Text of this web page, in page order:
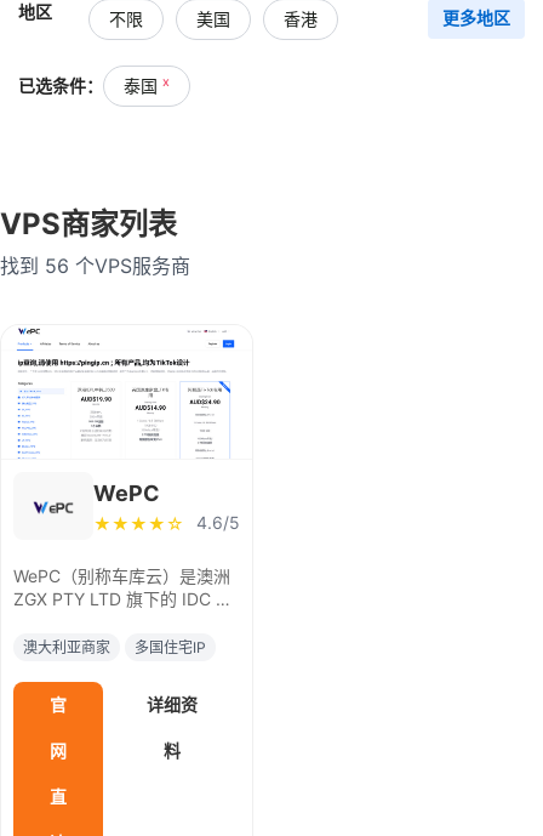
地区 不限 美国 香港
台湾
德国
印度
瑞士 瑞典
爱尔兰 西班牙
意大利
阿联酋迪拜
印度尼西亚
罗马尼亚
格鲁吉亚
更多地区
已选条件： 泰国 x
VPS商家列表
找到 56 个VPS服务商
WePC
★★★★☆ 4.6/5
WePC（别称车库云）是澳洲
ZGX PTY LTD 旗下的 IDC 运
牌华人主机商，主打原生 IP
尤其适合 TikTok 运营、直播
及流媒体解锁等场景。
澳大利亚商家 多国住宅IP
官
网
直
详细资
料